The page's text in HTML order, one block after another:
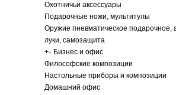
Охотничьи аксессуары
Подарочные ножи, мультитулы
Оружие пневматическое подарочное,
луки, самозащита
+- Бизнес и офис
Философские композиции
Настольные приборы и композиции
Домашний офис